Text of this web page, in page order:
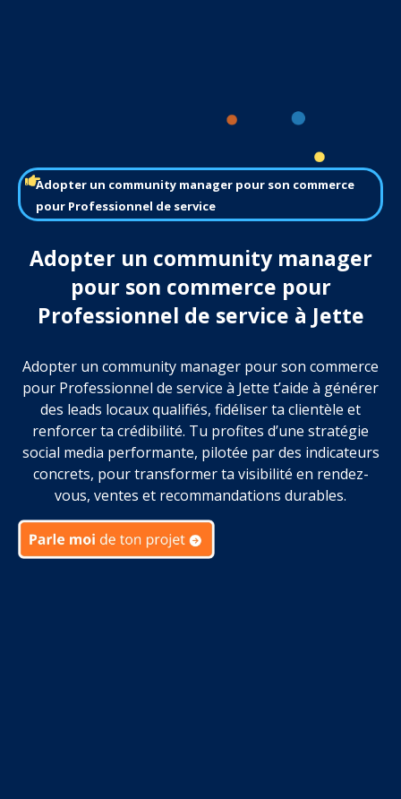
Adopter un community manager pour son commerce
pour Professionnel de service
Adopter un community manager
pour son commerce pour
Professionnel de service à Jette
Adopter un community manager pour son commerce
pour Professionnel de service à Jette t’aide à générer
des leads locaux qualifiés, fidéliser ta clientèle et
renforcer ta crédibilité. Tu profites d’une stratégie
social media performante, pilotée par des indicateurs
concrets, pour transformer ta visibilité en rendez-
vous, ventes et recommandations durables.